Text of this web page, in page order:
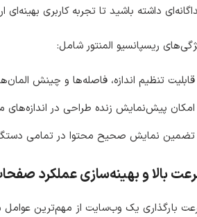
داشته باشید تا تجربه کاربری بهینه‌ای
ریسپانسیو المنتور شامل:
قابلیت تنظیم اندازه، فاصله‌ها و چینش
امکان پیش‌نمایش زنده طراحی در اندازه‌های
تضمین نمایش صحیح محتوا در تمامی
بالا و بهینه‌سازی عملکرد
بارگذاری یک وب‌سایت از مهم‌ترین عوامل